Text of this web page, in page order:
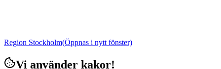
Region Stockholm(Öppnas i nytt fönster)
Vi använder kakor!